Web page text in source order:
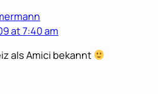
at 7:40 am
als Amici bekannt